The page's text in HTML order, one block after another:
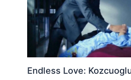
Endless Love: